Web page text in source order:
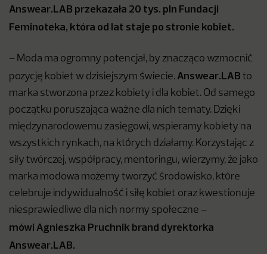
Answear.LAB przekazała 20 tys. pln Fundacji
Feminoteka, która od lat staje po stronie kobiet.
– Moda ma ogromny potencjał, by znacząco wzmocnić
pozycję kobiet w dzisiejszym świecie. Answear.LAB to
marka stworzona przez kobiety i dla kobiet. Od samego
początku poruszająca ważne dla nich tematy. Dzięki
międzynarodowemu zasięgowi, wspieramy kobiety na
wszystkich rynkach, na których działamy. Korzystając z
siły twórczej, współpracy, mentoringu, wierzymy, że jako
marka modowa możemy tworzyć środowisko, które
celebruje indywidualność i siłę kobiet oraz kwestionuje
niesprawiedliwe dla nich normy społeczne –
mówi Agnieszka Pruchnik brand dyrektorka
Answear.LAB.